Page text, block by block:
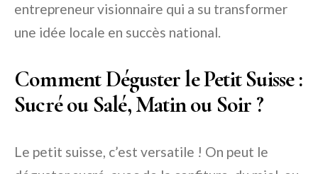
entrepreneur visionnaire qui a su transformer
une idée locale en succès national.
Comment Déguster le Petit Suisse :
Sucré ou Salé, Matin ou Soir ?
Le petit suisse, c’est versatile ! On peut le